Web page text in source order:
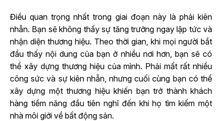
Điều quan trọng nhất trong giai đoạn này là phải kiên
nhẫn. Bạn sẽ không thấy sự tăng trưởng ngay lập tức và
nhận diện thương hiệu. Theo thời gian, khi mọi người bắt
đầu thấy nội dung của bạn ở nhiều nơi hơn, bạn sẽ có
thể xây dựng thương hiệu của mình. Phải mất rất nhiều
công sức và sự kiên nhẫn, nhưng cuối cùng bạn có thể
xây dựng một thương hiệu khiến bạn trở thành khách
hàng tiềm năng đầu tiên nghĩ đến khi họ tìm kiếm một
nhà môi giới về bất động sản.